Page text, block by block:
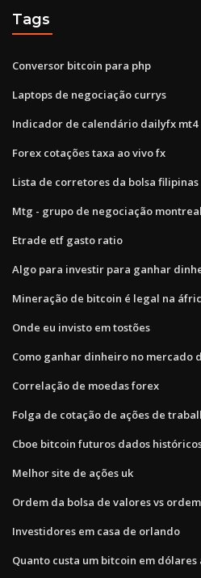
Tags
Conversor bitcoin para php
Laptops de negociação currys
Indicador de calendário dailyfx mt4
Forex cotações taxa ao vivo fx
Lista de corretores da bolsa filipinas
Mtg - grupo de negociação
Etrade etf gasto ratio
Algo para investir para ganhar
Mineração de bitcoin é legal na
Onde eu invisto em tostões
Como ganhar dinheiro no mercado
Correlação de moedas forex
Folga de cotação de ações de
Cboe bitcoin futuros dados
Melhor site de ações uk
Ordem da bolsa de valores vs
Investidores em casa de orlando
Quanto custa um bitcoin em dólares